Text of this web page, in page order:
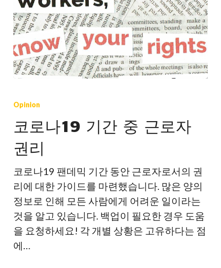
로
19
기
간
중
근
로
자
권
리
Opinion
코로나19 기간 중 근로자
권리
코로나19 팬데믹 기간 동안 근로자로서의 권
리에 대한 가이드를 마련했습니다. 많은 양의
정보로 인해 모든 사람에게 어려운 일이라는
것을 알고 있습니다. 백업이 필요한 경우 도움
을 요청하세요! 각 개별 상황은 고유하다는 점
에…